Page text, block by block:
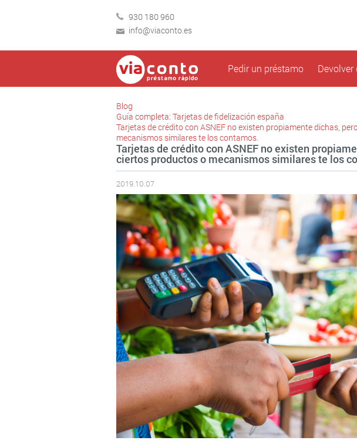
930 180 960
info@viaconto.es
Pedir un préstamo Devolver
Blog
Guía completa: Tarjetas de fidelización españa
Tarjetas de crédito con ASNEF no existen propiamente dichas,
mecanismos similares te los contamos.
Tarjetas de crédito con ASNEF no existen
ciertos productos o mecanismos similares te los
2019.10.07